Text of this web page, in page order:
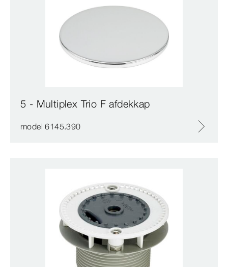
5 - Multiplex Trio F afdekkap
model 6145.390